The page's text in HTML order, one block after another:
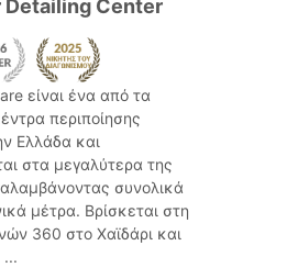
Detailing Center
είναι ένα από τα
περιποίησης
Ελλάδα και
στα μεγαλύτερα της
συνολικά
μέτρα. Βρίσκεται στη
360 στο Χαϊδάρι και
...